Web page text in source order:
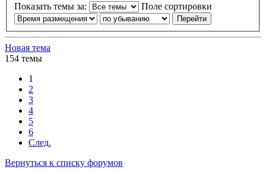
Показать темы за: Поле сортировки
Новая тема
154 темы
1
2
3
4
5
6
След.
Вернуться к списку форумов